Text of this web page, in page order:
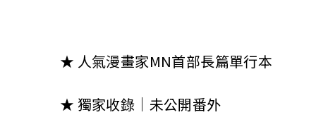
★ 人氣漫畫家MN首部長篇單行本
★ 獨家收錄｜未公開番外